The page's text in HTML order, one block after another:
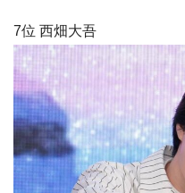
7位 西畑大吾